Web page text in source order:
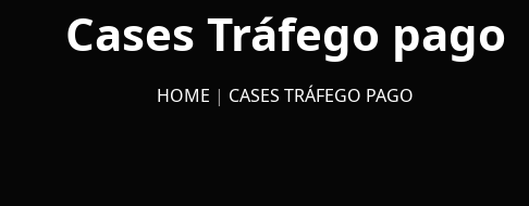
Cases Tráfego pago
HOME | CASES TRÁFEGO PAGO